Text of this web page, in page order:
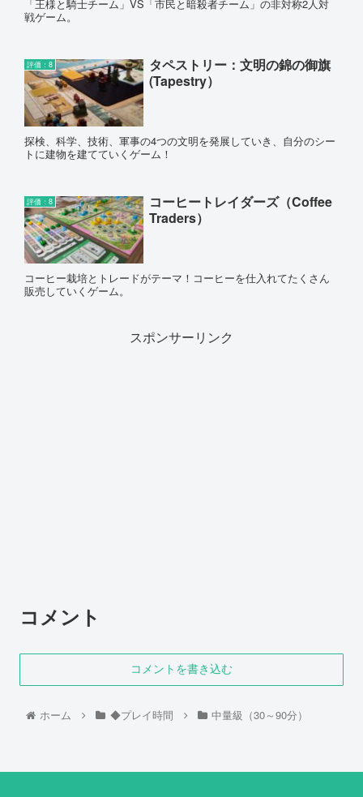
「王様と騎士チーム」VS「市民と暗殺者チーム」の非対称2人対
戦ゲーム。
評価：8
タペストリー：文明の錦の御旗
(Tapestry）
探検、科学、技術、軍事の4つの文明を発展していき、自分のシー
トに建物を建てていくゲーム！
評価：8
コーヒートレイダーズ（Coffee
Traders）
コーヒー栽培とトレードがテーマ！コーヒーを仕入れてたくさん
販売していくゲーム。
スポンサーリンク
コメント
コメントを書き込む
ホーム ◆プレイ時間 中量級（30～90分）